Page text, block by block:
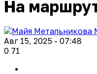
На
Авг 15, 2025 - 07:48
0 71